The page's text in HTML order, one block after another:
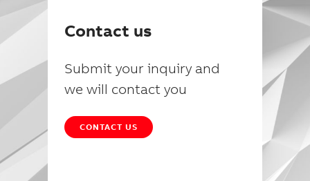
Contact us
Submit your inquiry and
we will contact you
CONTACT US